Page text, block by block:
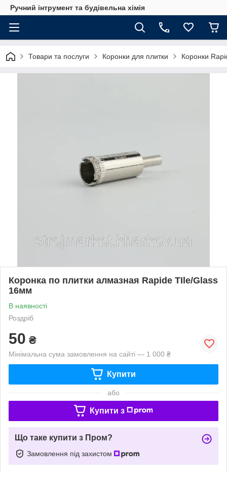
Ручний інтрумент та будівельна хімія
Товари та послуги Коронки для плитки Коронки
Коронка по плитки алмазная Rapide TIle/Glass
16мм
В наявності
Роздріб
50 ₴
Мінімальна сума замовлення на сайті — 1 000 ₴
Купити
або
Купити з
Що таке купити з Пром?
Замовлення під захистом